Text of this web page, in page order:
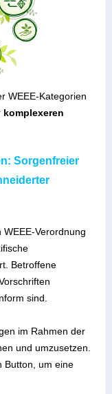
WEEE-Kategorien
komplexeren
Sorgenfreier
Verordnung
Betroffene
sind.
im Rahmen der
und umzusetzen.
Button, um eine